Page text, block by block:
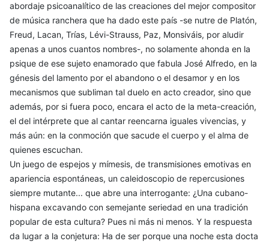
abordaje psicoanalítico de las creaciones del mejor compositor
de música ranchera que ha dado este país -se nutre de Platón,
Freud, Lacan, Trías, Lévi-Strauss, Paz, Monsiváis, por aludir
apenas a unos cuantos nombres-, no solamente ahonda en la
psique de ese sujeto enamorado que fabula José Alfredo, en la
génesis del lamento por el abandono o el desamor y en los
mecanismos que subliman tal duelo en acto creador, sino que
además, por si fuera poco, encara el acto de la meta-creación,
el del intérprete que al cantar reencarna iguales vivencias, y
más aún: en la conmoción que sacude el cuerpo y el alma de
quienes escuchan.
Un juego de espejos y mímesis, de transmisiones emotivas en
apariencia espontáneas, un caleidoscopio de repercusiones
siempre mutante... que abre una interrogante: ¿Una cubano-
hispana excavando con semejante seriedad en una tradición
popular de esta cultura? Pues ni más ni menos. Y la respuesta
da lugar a la conjetura: Ha de ser porque una noche esta docta